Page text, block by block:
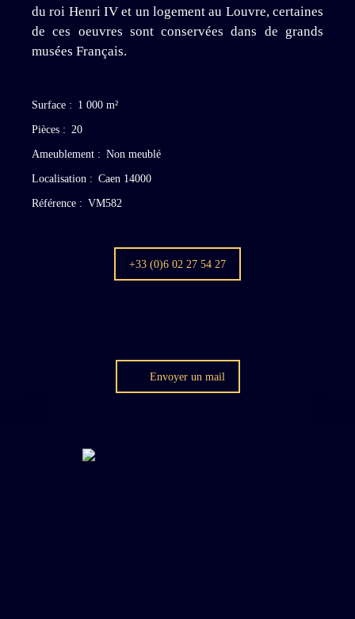
du roi Henri IV et un logement au Louvre, certaines
de ces oeuvres sont conservées dans de grands
musées Français.
Surface : 1 000 m²
Pièces : 20
Ameublement : Non meublé
Localisation : Caen 14000
Référence : VM582
+33 (0)6 02 27 54 27
Envoyer un mail